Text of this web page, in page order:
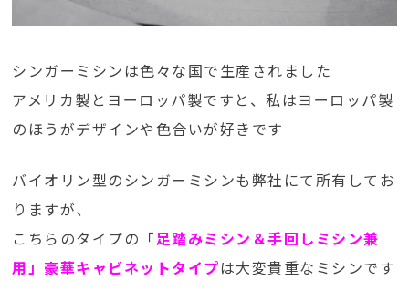
シンガーミシンは色々な国で生産されました
アメリカ製とヨーロッパ製ですと、私はヨーロッパ製
のほうがデザインや色合いが好きです
バイオリン型のシンガーミシンも弊社にて所有してお
りますが、
こちらのタイプの「足踏みミシン＆手回しミシン兼
用」豪華キャビネットタイプは大変貴重なミシンです